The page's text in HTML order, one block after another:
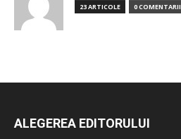
23 ARTICOLE 0 COMENTARII
ALEGEREA EDITORULUI